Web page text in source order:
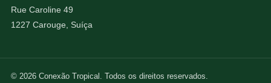
Rue Caroline 49
1227 Carouge, Suíça
© 2026 Conexão Tropical. Todos os direitos reservados.